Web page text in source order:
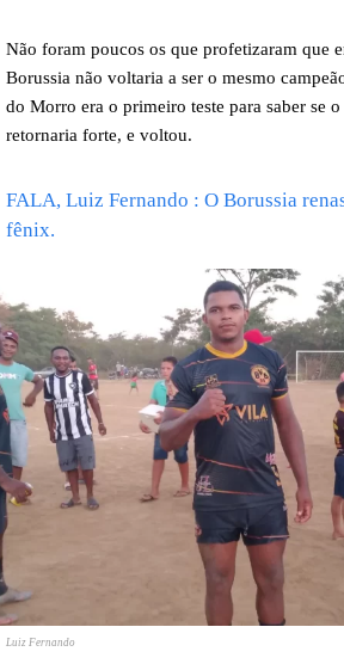
Não foram poucos os que profetizaram que
Borussia não voltaria a ser o mesmo
do Morro era o primeiro teste para saber se
retornaria forte, e voltou.
FALA, Luiz Fernando : O Borussia
fênix.
Luiz Fernando